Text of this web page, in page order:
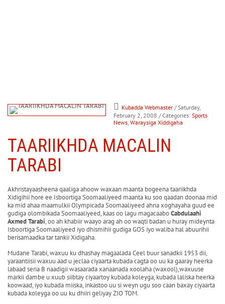
Kubadda Webmaster / Saturday,
February 2, 2008 / Categories: Sports
News, Waraysiga Xiddigaha
TAARIIKHDA MACALIN
TARABI
Akhristayaasheena qaaliga ahoow waxaan maanta bogeena taariikhda
Xidigihii hore ee Isboortiga Soomaaliyeed maanta ku soo qaadan doonaa mid
ka mid ahaa maamulkii Olympicada Soomaaliyeed ahna xoghayaha guud ee
gudiga olombikada Soomaaliyeed, kaas oo lagu magacaaboCabdulaahi
Axmed Tarabi, oo ah khabiir waayo arag ah oo waqti badan u huray mideynta
Isboortiga Soomaaliyeed iyo dhismihii gudiga GOS iyo waliba hal abuurihii
berisamaadka tar tankii Xidigaha.
Mudane Tarabi, waxuu ku dhashay magaalada Ceel buur sanadkii 1953 dii,
yaraantiisii waxuu aad u jeclaa ciyaarta kubada cagta oo uu ka gaaray heerka
labaad seria B naadigii wasaarada xanaanada xoolaha (waxool),waxuuse
markii dambe u xuub siibtay ciyaartoy kubada koleyga, kubada laliska heerka
koowaad, iyo kubada miiska, inkastoo uu si weyn ugu soo caan baxay ciyaarta
kubada koleyga oo uu ku dhiiri geliyay ZIO TOM.